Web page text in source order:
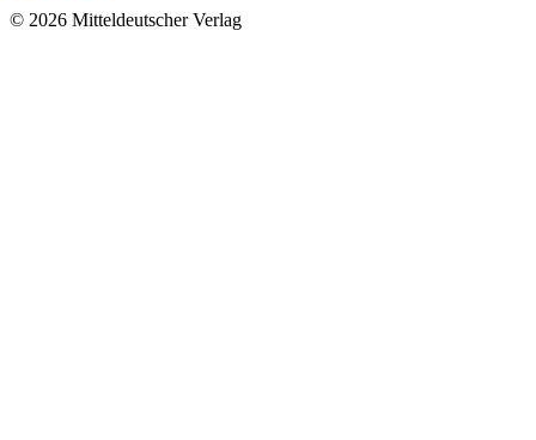
© 2026 Mitteldeutscher Verlag